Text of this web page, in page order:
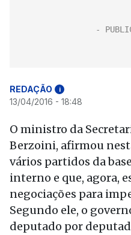
REDAÇÃO i
13/04/2016 - 18:48
O ministro da
Berzoini, afirmou
vários partidos da
interno e que, agora,
negociações para
Segundo ele, o
deputado por